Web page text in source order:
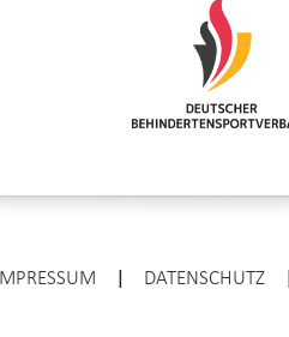
IMPRESSUM DATENSCHUTZ